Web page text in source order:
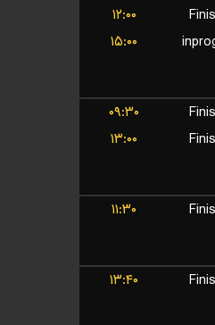
۱۲:۰۰
۱۵:۰۰
۰۹:۳۰
۱۳:۰۰
۱۱:۳۰
۱۳:۴۰